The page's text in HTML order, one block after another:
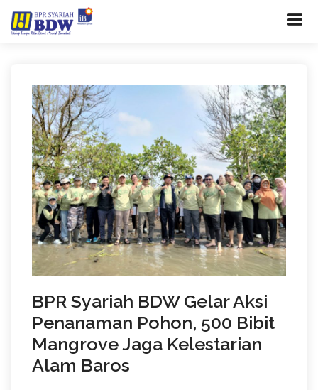
BPR Syariah BDW Gelar Aksi
Penanaman Pohon, 500 Bibit
Mangrove Jaga Kelestarian
Alam Baros